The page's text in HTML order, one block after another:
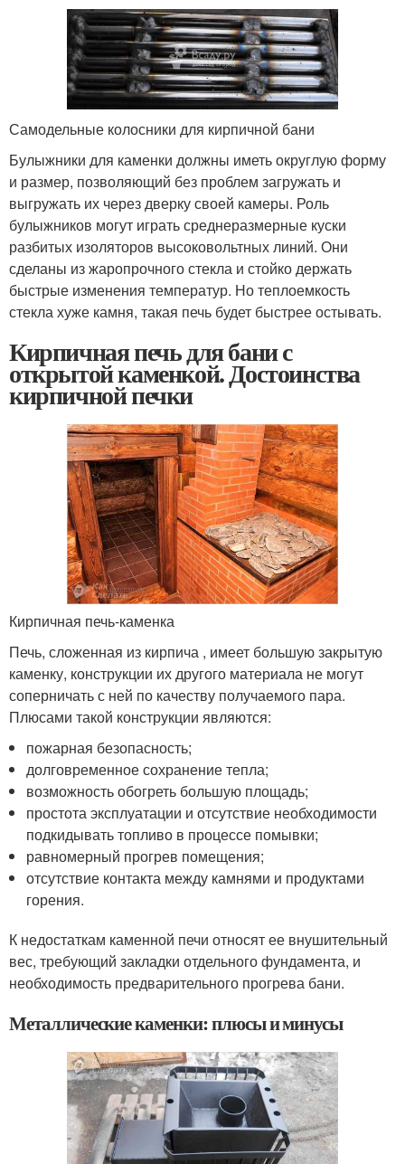
Самодельные колосники для кирпичной бани
Булыжники для каменки должны иметь округлую форму
и размер, позволяющий без проблем загружать и
выгружать их через дверку своей камеры. Роль
булыжников могут играть среднеразмерные куски
разбитых изоляторов высоковольтных линий. Они
сделаны из жаропрочного стекла и стойко держать
быстрые изменения температур. Но теплоемкость
стекла хуже камня, такая печь будет быстрее остывать.
Кирпичная печь для бани с
открытой каменкой. Достоинства
кирпичной печки
Кирпичная печь-каменка
Печь, сложенная из кирпича , имеет большую закрытую
каменку, конструкции их другого материала не могут
соперничать с ней по качеству получаемого пара.
Плюсами такой конструкции являются:
пожарная безопасность;
долговременное сохранение тепла;
возможность обогреть большую площадь;
простота эксплуатации и отсутствие необходимости
подкидывать топливо в процессе помывки;
равномерный прогрев помещения;
отсутствие контакта между камнями и продуктами
горения.
К недостаткам каменной печи относят ее внушительный
вес, требующий закладки отдельного фундамента, и
необходимость предварительного прогрева бани.
Металлические каменки: плюсы и минусы